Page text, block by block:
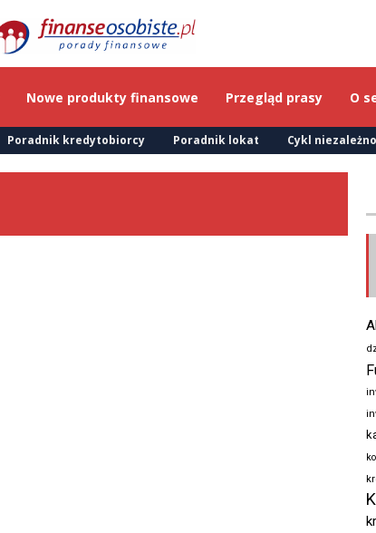
Nowe produkty finansowe Przegląd prasy O
Poradnik kredytobiorcy Poradnik lokat Cykl